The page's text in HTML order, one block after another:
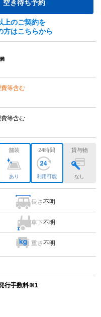
空き待ち予約
上のご契約を
方はこちらから
費等含む
費等含む
舗装
あり
24時間
利用可能
貸与物
なし
長さ不明
車下不明
重さ不明
行手数料※1